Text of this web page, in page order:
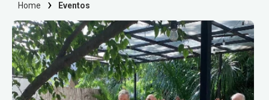
Home Eventos